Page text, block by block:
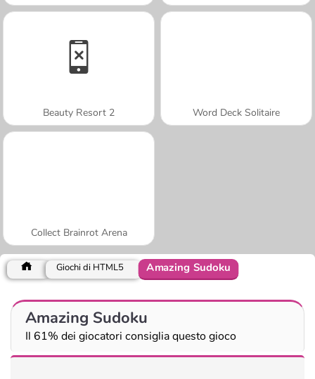
Beauty Resort 2 Word Deck Solitaire
Collect Brainrot Arena
Giochi di HTML5 Amazing Sudoku
Amazing Sudoku
Il 61% dei giocatori consiglia questo gioco